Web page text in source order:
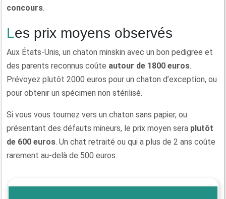
concours.
Les prix moyens observés
Aux États-Unis, un chaton minskin avec un bon pedigree et
des parents reconnus coûte autour de 1800 euros.
Prévoyez plutôt 2000 euros pour un chaton d’exception, ou
pour obtenir un spécimen non stérilisé.
Si vous vous tournez vers un chaton sans papier, ou
présentant des défauts mineurs, le prix moyen sera plutôt
de 600 euros. Un chat retraité ou qui a plus de 2 ans coûte
rarement au-delà de 500 euros.